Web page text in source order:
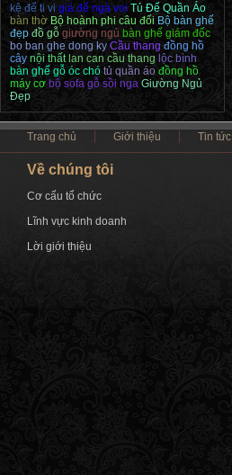
kệ để ti vi giá để ngà voi Tủ Để Quần Áo
bàn thờ Bộ hoành phi câu đối Bộ bàn ghế
đẹp đồ gỗ giường ngủ bàn ghế giám đốc
bo ban ghe dong ky Cầu thang đồng hồ
cây nội thất lan can cầu thang lộc bình
bàn ghế gỗ óc chó tủ quần áo đồng hồ
máy cơ bộ sofa gỗ sồi nga Giường Ngủ
Đẹp
Trang chủ Giới thiệu Tin tức
Về chúng tôi
Cơ cấu tổ chức
Lĩnh vực kinh doanh
Lời giới thiệu